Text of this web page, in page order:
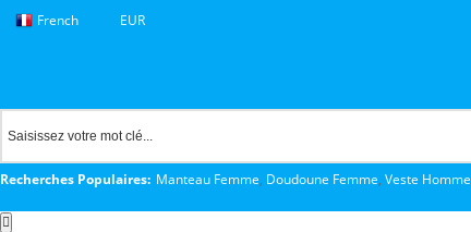
French EUR
Recherches Populaires: Manteau Femme, Doudoune Femme, Veste Homme